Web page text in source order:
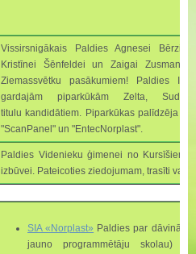
Vissirsnigākais Paldies Agnesei
Kristīnei Šēnfeldei un Zaigai
Ziemassvētku pasākumiem! Paldies
gardajām piparkūkām Zelta,
titulu kandidātiem. Piparkūkas palīdzēja
"ScanPanel" un "EntecNorplast".
Paldies Videnieku ģimenei no Kursīšiem
izbūvei. Pateicoties ziedojumam, trasīti
SIA «Norplast» Paldies par
jauno programmētāju skolau)